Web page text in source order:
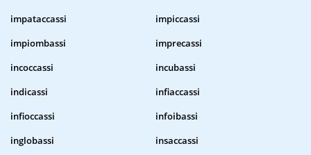
impataccassi
impiccassi
impiombassi
imprecassi
incoccassi
incubassi
indicassi
infiaccassi
infioccassi
infoibassi
inglobassi
insaccassi